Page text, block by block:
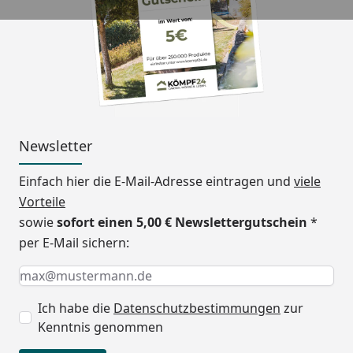
Infrarotstrahlung-Schutz)
oder Klarmatt (100 % UV-
Schutz / 37 %
Infrarotstrahlung-Schutz).
Sie können die gewünschte
Standardmäßig wird das
geliefert (sofern Sie über
Dachplattenfarbe
auswählen).
Länge
514,5 cm
Newsletter
Einfach hier die E-Mail-Adresse eintragen und viele
Vorteile
sowiesofort einen 5,00 € Newslettergutschein *
per E-Mail sichern:
Keine Eingabe erforderlich
Eingabe erforderlich
E-Mail *
Ich habe die Datenschutzbestimmungen zur
Kenntnis genommen